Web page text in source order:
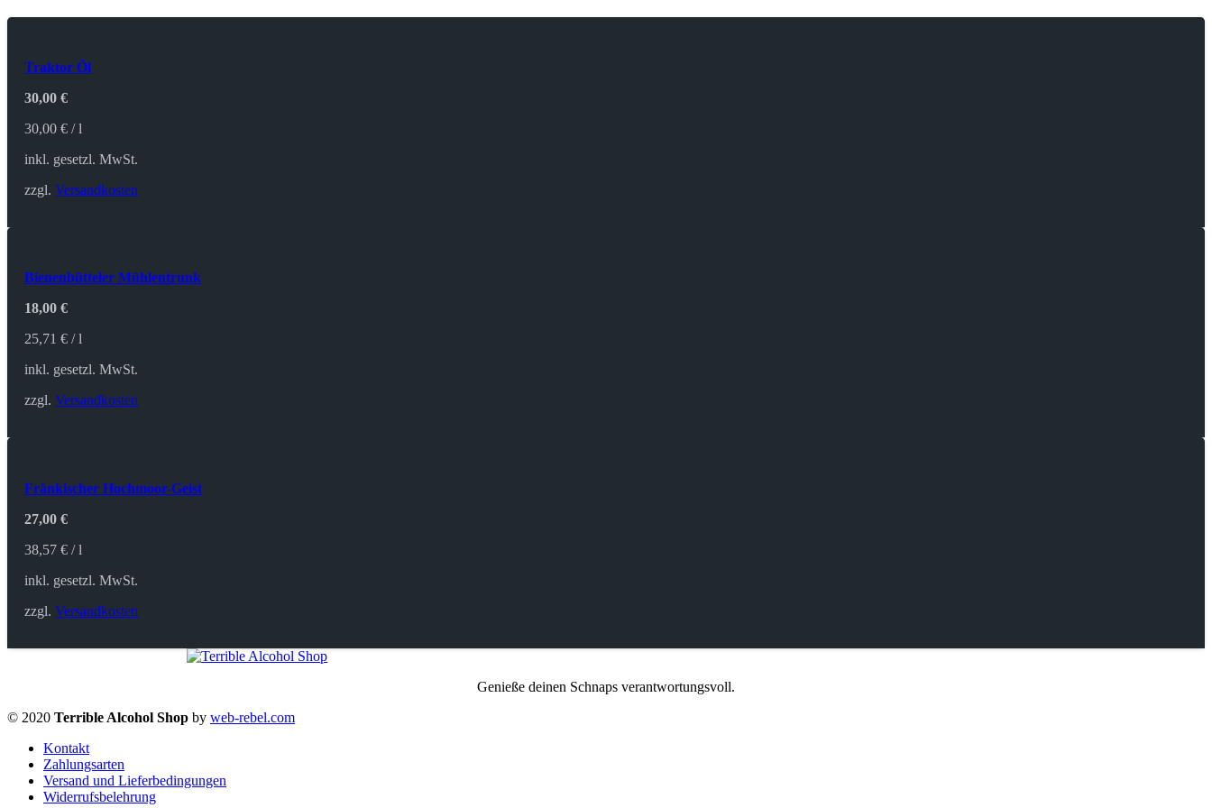
Traktor Öl
30,00€
30,00€ /l
inkl. gesetzl. MwSt.
zzgl.Versandkosten
Bienenbütteler Mühlentrunk
18,00€
25,71€ /l
inkl. gesetzl. MwSt.
zzgl.Versandkosten
Fränkischer Hochmoor-Geist
27,00€
38,57€ /l
inkl. gesetzl. MwSt.
zzgl.Versandkosten
Genieße deinen Schnaps verantwortungsvoll.
© 2020 Terrible Alcohol Shop by web-rebel.com
Kontakt
Zahlungsarten
Versand und Lieferbedingungen
Widerrufsbelehrung